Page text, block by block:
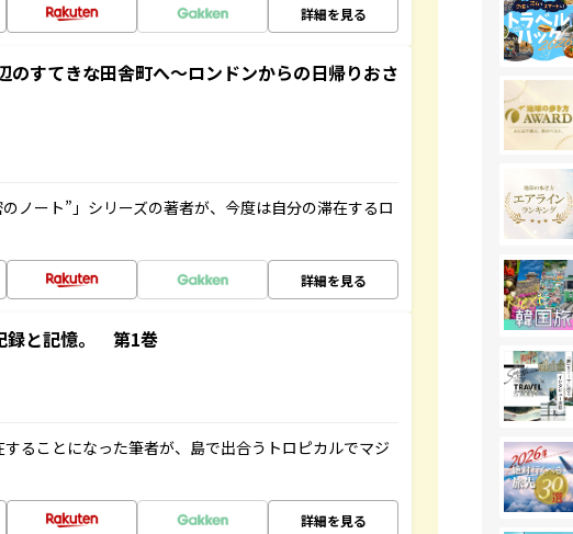
詳細を見る
のすてきな田舎町へ～ロンドンからの日帰りおさ
ノート”」シリーズの著者が、今度は自分の滞在するロ
詳細を見る
録と記憶。 第1巻
ることになった筆者が、島で出合うトロピカルでマジ
詳細を見る